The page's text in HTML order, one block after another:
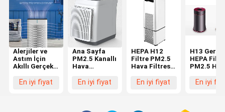
Alerjiler ve
Astım İçin
Akıllı Gerçek
Büyük Oda
En iyi fiyat
Ana Sayfa
PM2.5 Kanallı
Hava
Hepa ve
En iyi fiyat
HEPA H12
Filtre PM2.5
Hava Filtresi
Küçük
En iyi fiyat
H13
HEPA
PM2.5
EvEn iyi